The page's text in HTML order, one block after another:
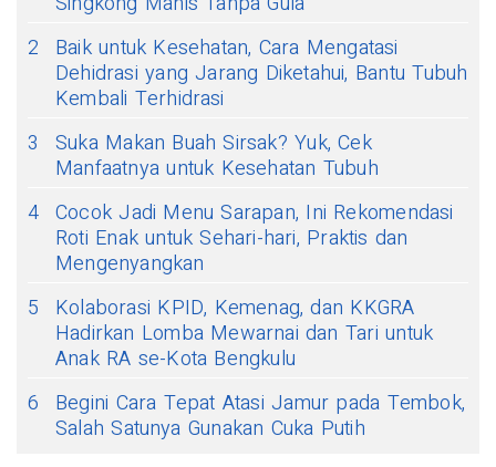
2
Baik untuk Kesehatan, Cara Mengatasi
Dehidrasi yang Jarang Diketahui, Bantu Tubuh
Kembali Terhidrasi
3
Suka Makan Buah Sirsak? Yuk, Cek
Manfaatnya untuk Kesehatan Tubuh
4 Cocok Jadi Menu Sarapan, Ini Rekomendasi
Roti Enak untuk Sehari-hari, Praktis dan
Mengenyangkan
5
Kolaborasi KPID, Kemenag, dan KKGRA
Hadirkan Lomba Mewarnai dan Tari untuk
Anak RA se-Kota Bengkulu
6
Begini Cara Tepat Atasi Jamur pada Tembok,
Salah Satunya Gunakan Cuka Putih